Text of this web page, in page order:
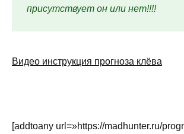
присутствует он или нет!!!!
Видео инструкция прогноза клёва
[addtoany url=»https://madhunter.ru/